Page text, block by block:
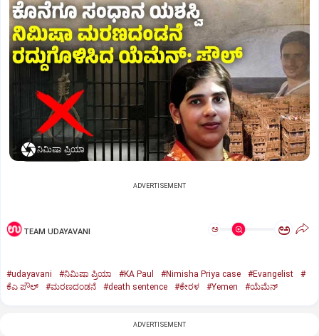
ನಿಮಿಷಾ ಪ್ರಿಯಾ
ADVERTISEMENT
TEAM UDAYAVANI ಅ ಅ
#udayavani #ನಿಮಿಷಾ ಪ್ರಿಯಾ #KA Paul #Nimisha Priya case #Evangelist
#
ಕೆಎ ಪೌಲ್
#ಮರಣದಂಡನೆ #death sentence #ಕೇರಳ #Yemen #ಯೆಮೆನ್‌
ADVERTISEMENT